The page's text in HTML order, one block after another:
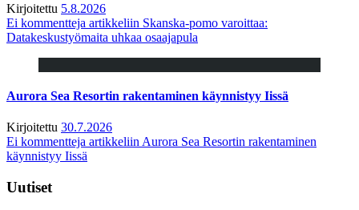
Kirjoitettu 5.8.2026
Ei kommentteja artikkeliin Skanska-pomo varoittaa:
Datakeskustyömaita uhkaa osaajapula
Aurora Sea Resortin rakentaminen käynnistyy Iissä
Kirjoitettu 30.7.2026
Ei kommentteja artikkeliin Aurora Sea Resortin rakentaminen
käynnistyy Iissä
Uutiset